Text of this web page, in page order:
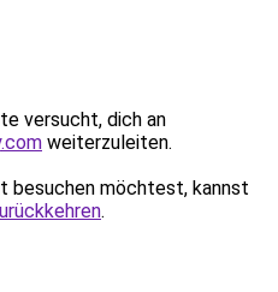
versucht, dich an
weiterzuleiten.
besuchen möchtest, kannst
.